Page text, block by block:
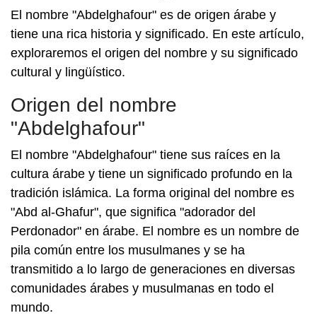
El nombre "Abdelghafour" es de origen árabe y
tiene una rica historia y significado. En este artículo,
exploraremos el origen del nombre y su significado
cultural y lingüístico.
Origen del nombre
"Abdelghafour"
El nombre "Abdelghafour" tiene sus raíces en la
cultura árabe y tiene un significado profundo en la
tradición islámica. La forma original del nombre es
"Abd al-Ghafur", que significa "adorador del
Perdonador" en árabe. El nombre es un nombre de
pila común entre los musulmanes y se ha
transmitido a lo largo de generaciones en diversas
comunidades árabes y musulmanas en todo el
mundo.